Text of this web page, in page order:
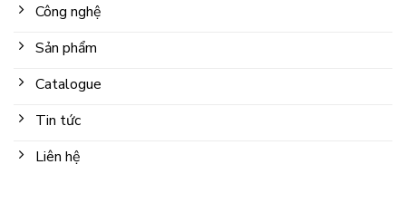
Công nghệ
Sản phẩm
Catalogue
Tin tức
Liên hệ